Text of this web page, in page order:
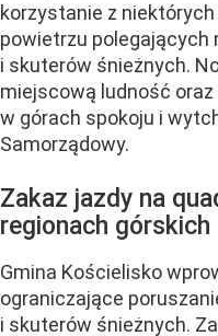
korzystanie z
powietrzu polegających
i skuterów śnieżnych.
miejscową ludność
w górach spokoju i
Samorządowy.
Zakaz jazdy na
regionach górskich
Gmina Kościelisko
ograniczające
i skuterów śnieżnych.